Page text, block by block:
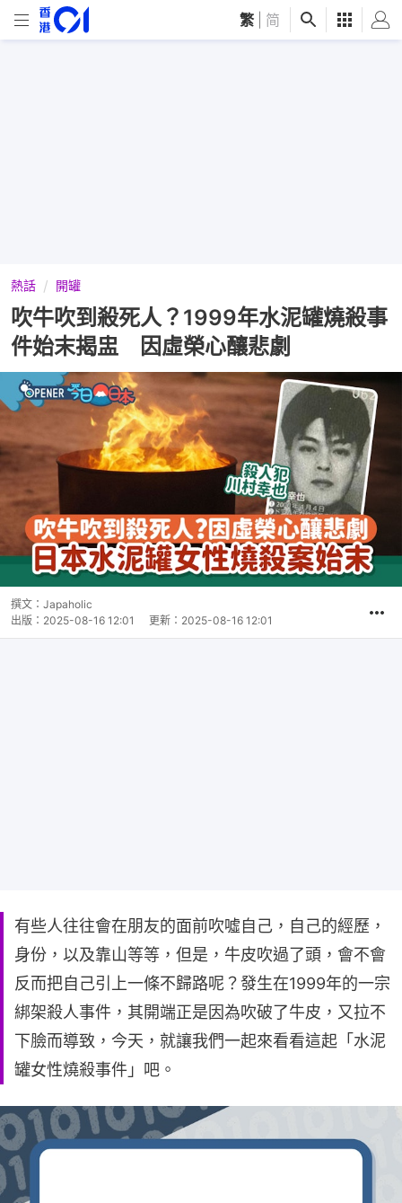
繁 简
熱話 開罐
吹牛吹到殺死人？1999年水泥罐燒殺事
件始末揭盅 因虛榮心釀悲劇
撰文： Japaholic
出版： 2025-08-16 12:01 更新： 2025-08-16 12:01
有些人往往會在朋友的面前吹噓自己，自己的經歷，
身份，以及靠山等等，但是，牛皮吹過了頭，會不會
反而把自己引上一條不歸路呢？發生在1999年的一宗
綁架殺人事件，其開端正是因為吹破了牛皮，又拉不
下臉而導致，今天，就讓我們一起來看看這起「水泥
罐女性燒殺事件」吧。